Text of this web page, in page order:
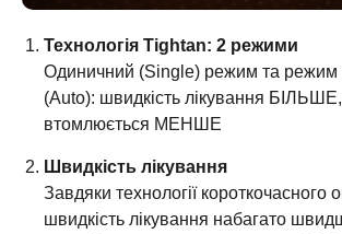
Технологія Tightan: 2 режими
Одиничний (Single) режим та режим
(Auto): швидкість лікування
втомлюється МЕНШЕ
Швидкість лікування
Завдяки технології короткочасного
швидкість лікування набагато